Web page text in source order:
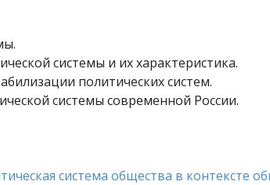
системы и их характеристика.
политических систем.
системы современной России.
система общества в контексте